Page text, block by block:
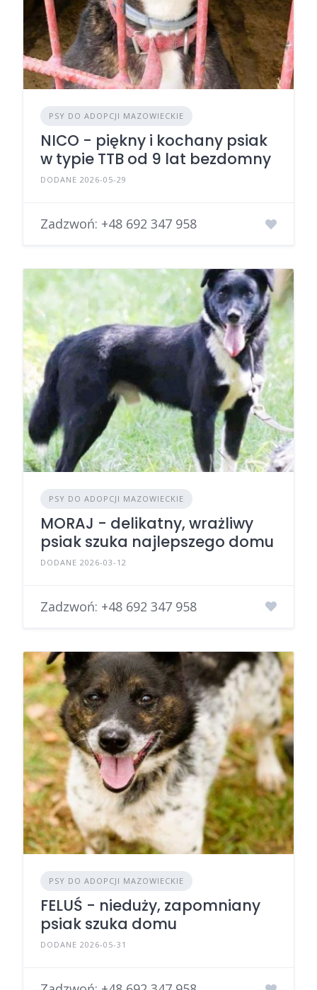
PSY DO ADOPCJI MAZOWIECKIE
NICO - piękny i kochany psiak
w typie TTB od 9 lat bezdomny
DODANE 2026-05-29
Zadzwoń: +48 692 347 958
PSY DO ADOPCJI MAZOWIECKIE
MORAJ - delikatny, wrażliwy
psiak szuka najlepszego domu
DODANE 2026-03-12
Zadzwoń: +48 692 347 958
PSY DO ADOPCJI MAZOWIECKIE
FELUŚ - nieduży, zapomniany
psiak szuka domu
DODANE 2026-05-31